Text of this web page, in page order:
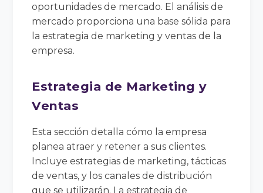
oportunidades de mercado. El análisis de
mercado proporciona una base sólida para
la estrategia de marketing y ventas de la
empresa.
Estrategia de Marketing y
Ventas
Esta sección detalla cómo la empresa
planea atraer y retener a sus clientes.
Incluye estrategias de marketing, tácticas
de ventas, y los canales de distribución
que se utilizarán. La estrategia de